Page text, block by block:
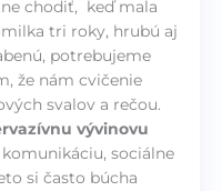
chodiť, keď mala
tri roky, hrubú aj
potrebujeme
že nám cvičenie
svalov a rečou.
vývinovu
sociálne
si často búcha